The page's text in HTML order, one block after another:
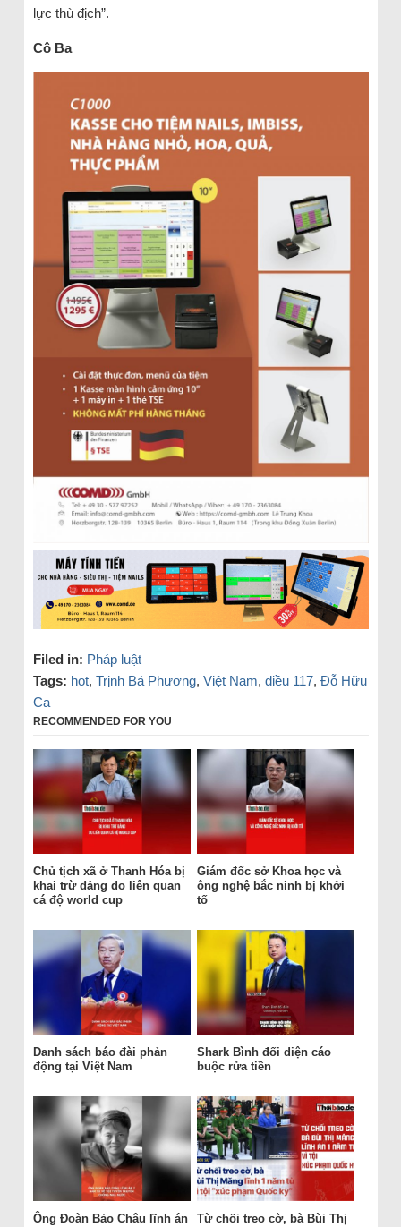
lực thù địch”.
Cô Ba
Filed in: Pháp luật
Tags: hot, Trịnh Bá Phương, Việt Nam, điều 117, Đỗ Hữu
Ca
RECOMMENDED FOR YOU
Chủ tịch xã ở Thanh Hóa bị
khai trừ đảng do liên quan
cá độ world cup
Giám đốc sở Khoa học và
ông nghệ bắc ninh bị khởi
tố
Danh sách báo đài phản
động tại Việt Nam
Shark Bình đối diện cáo
buộc rửa tiền
Ông Đoàn Bảo Châu lĩnh án
Từ chối treo cờ, bà Bùi Thị